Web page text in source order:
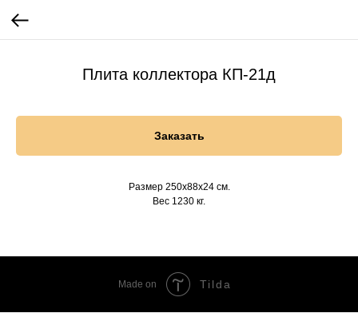
Плита коллектора КП-21д
Заказать
Размер 250х88х24 см.
Вес 1230 кг.
Made on Tilda